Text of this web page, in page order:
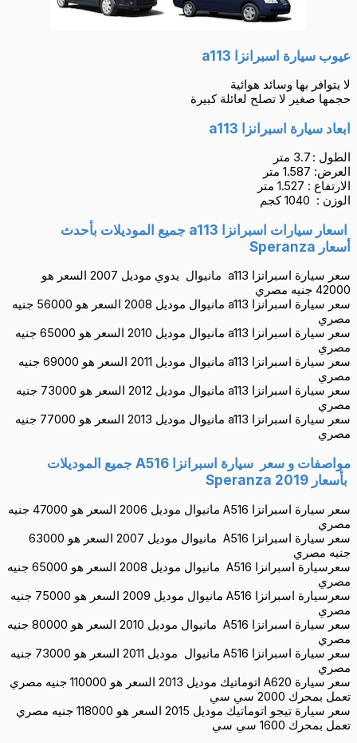
عيوب سيارة اسبرانزا a113
لا يتوافر بها وسائد هوائية
حجمها صغير لا تصلح لعائلة كبيرة
ابعاد سيارة اسبرانزا a113
الطول : 3.7 متر
العرض: 1.587 متر
الارتفاع : 1.527 متر
الوزن : 1040 كجم
اسعار سيارات اسبرانزا a113 جميع الموديلات بأحدث
أسعار Speranza
سعر سيارة اسبرانزا a113 مانيوال يدوي موديل 2007 السعر هو
42000 جنيه مصري
سعر سيارة اسبرانزا a113 مانيوال موديل 2008 السعر هو 56000 جنيه
مصري
سعر سيارة اسبرانزا a113 مانيوال موديل 2010 السعر هو 65000 جنيه
مصري
سعر سيارة اسبرانزا a113 مانيوال موديل 2011 السعر هو 69000 جنيه
مصري
سعر سيارة اسبرانزا a113 مانيوال موديل 2012 السعر هو 73000 جنيه
مصري
سعر سيارة اسبرانزا a113 مانيوال موديل 2013 السعر هو 77000 جنيه
مصري
مواصفات و سعر سيارة اسبرانزا A516 جميع الموديلات
بأسعار 2019
Speranza
سعر سيارة اسبرانزا A516 مانيوال موديل 2006 السعر هو 47000 جنيه
مصري
سعر سيارة اسبرانزا A516 مانيوال موديل 2007 السعر هو 63000
جنيه مصري
سعرسيارة اسبرانزا A516 مانيوال موديل 2008 السعر هو 65000 جنيه
مصري
سعرسيارة اسبرانزا A516 مانيوال موديل 2009 السعر هو 75000 جنيه
مصري
سعر سيارة اسبرانزا A516 مانيوال موديل 2010 السعر هو 80000 جنيه
مصري
سعر سيارة اسبرانزا A516 مانيوال موديل 2011 السعر هو 73000 جنيه
مصري
سعر سيارة A620 اتوماتيك موديل 2013 السعر هو 110000 جنيه مصري
تعمل بمحرك 2000 سي سي
سعر سيارة تيجو اتوماتيك موديل 2015 السعر هو 118000 جنيه مصري
تعمل بمحرك 1600 سي سي